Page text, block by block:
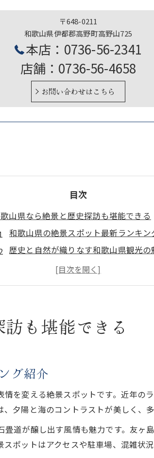
〒648-0211
和歌山県伊都郡高野町高野山725
本店：0736-56-2341
店舗：0736-56-4658
お問い合わせはこちら
目次
山県なら絶景と歴史探訪も堪能できる
和歌山県の絶景スポット最新ランキン
歴史と自然が織りなす和歌山県観光の
和歌山県観光地めぐりで心に残る体験を
和歌山県観光で外せない名所の見どこ
れざる和歌山県観光穴場スポット特集
和歌山県観光穴場で味わう静かな絶景
和歌山県のおもしろスポットを深堀り
家族や友人と行きたい和歌山県の隠れ
和歌山県観光で自然美と絶品グルメを
も堪能できる
グ紹介
を変える絶景スポットです。近年の
夕陽と海のコントラストが美しく、
道が醸し出す風情も魅力です。友ヶ
ポットはアクセスや駐車場、混雑状